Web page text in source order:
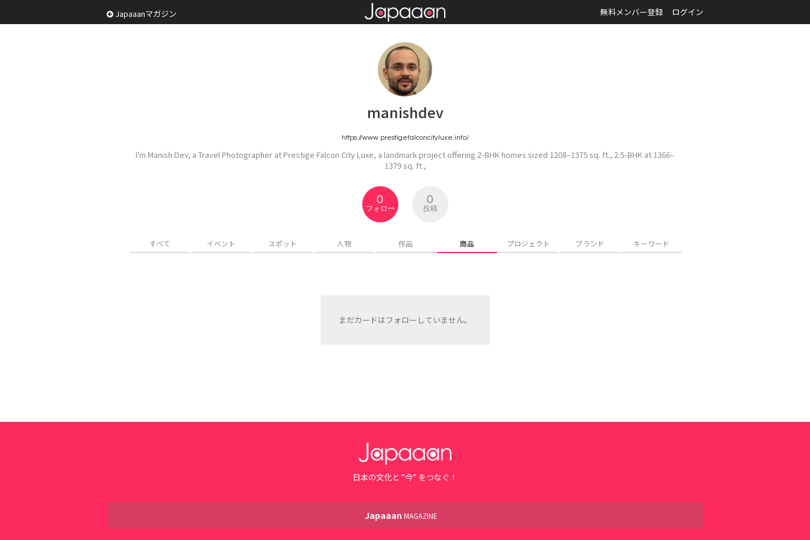
Japaaanマガジン 無料メンバー登録 ログイン
manishdev
https://www.prestigefalconcityluxe.info/
I'm Manish Dev, a Travel Photographer at Prestige Falcon City Luxe, a landmark project offering 2-BHK homes sized 1208–1375 sq. ft., 2.5-BHK at 1366–
1379 sq. ft.,
0
フォロー
0
投稿
すべて イベント スポット 人物 作品 商品 プロジェクト ブランド キーワード
まだカードはフォローしていません。
日本の文化と ”今” をつなぐ！
Japaaan MAGAZINE